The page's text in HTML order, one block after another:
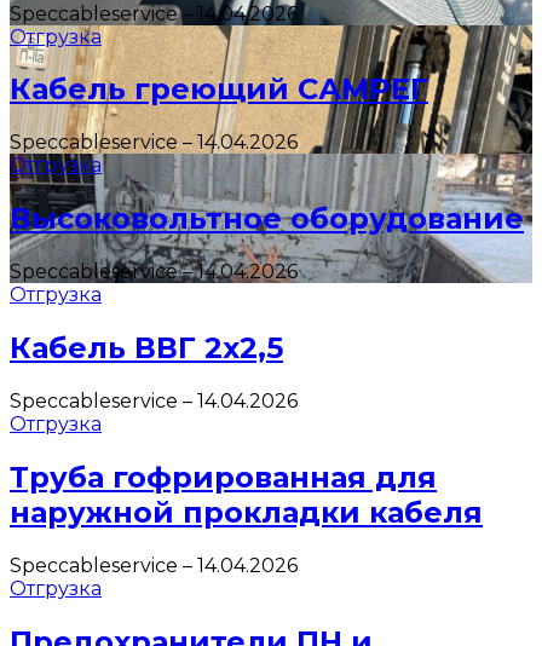
Speccableservice– 14.04.2026
Отгрузка
Кабель греющий САМРЕГ
Speccableservice– 14.04.2026
Отгрузка
Высоковольтное оборудование
Speccableservice–14.04.2026
Отгрузка
Кабель ВВГ 2х2,5
Speccableservice – 14.04.2026
Отгрузка
Труба гофрированная для
наружной прокладки кабеля
Speccableservice – 14.04.2026
Отгрузка